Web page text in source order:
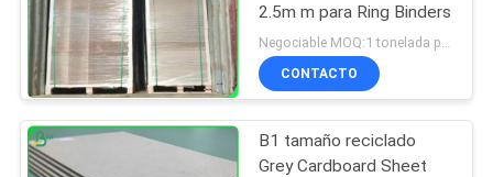
2.5m m para Ring Binders
CONTACTO
B1 tamaño reciclado
Grey Cardboard Sheet